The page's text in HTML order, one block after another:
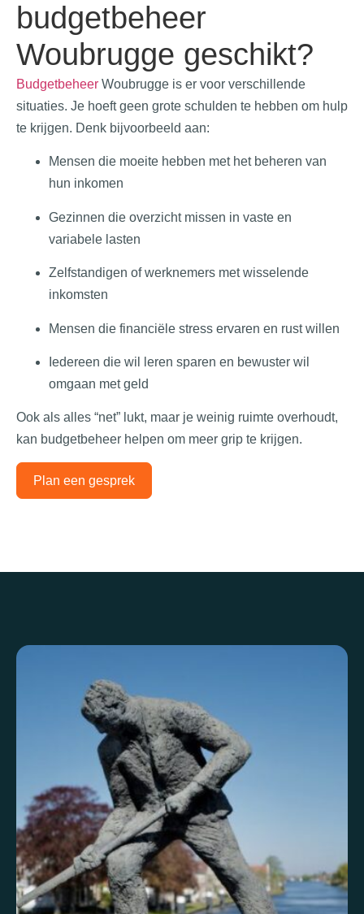
budgetbeheer
Woubrugge geschikt?
Budgetbeheer Woubrugge is er voor verschillende
situaties. Je hoeft geen grote schulden te hebben om hulp
te krijgen. Denk bijvoorbeeld aan:
Mensen die moeite hebben met het beheren van
hun inkomen
Gezinnen die overzicht missen in vaste en
variabele lasten
Zelfstandigen of werknemers met wisselende
inkomsten
Mensen die financiële stress ervaren en rust willen
Iedereen die wil leren sparen en bewuster wil
omgaan met geld
Ook als alles “net” lukt, maar je weinig ruimte overhoudt,
kan budgetbeheer helpen om meer grip te krijgen.
Plan een gesprek